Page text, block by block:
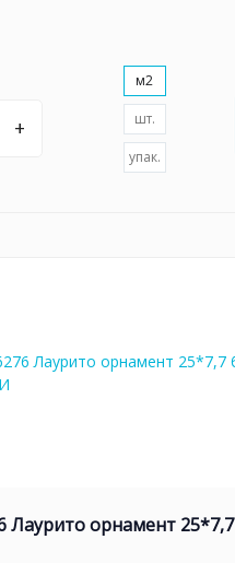
+
м2
шт.
упак.
Лаурито орнамент 25*7,7